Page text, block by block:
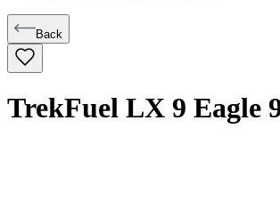
Back
TrekFuel LX 9 Eagle